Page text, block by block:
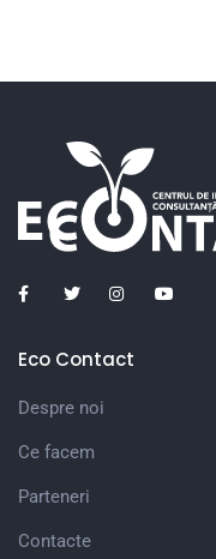
Eco Contact
Despre noi
Ce facem
Parteneri
Contacte